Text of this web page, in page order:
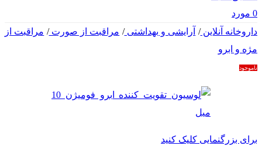
0 مورد
داروخانه آنلاین/ آرایشی و بهداشتی/ مراقبت از صورت/ مراقبت از
مژه و ابرو
ناموجود
برای بزرگنمایی کلیک کنید